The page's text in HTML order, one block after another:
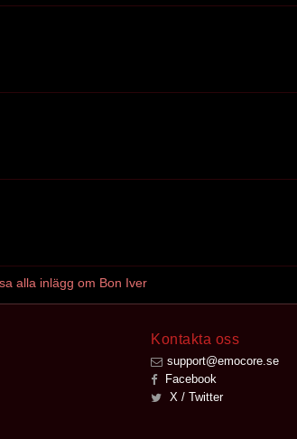
alla inlägg om Bon Iver
Kontakta oss
support@emocore.se
Facebook
X / Twitter